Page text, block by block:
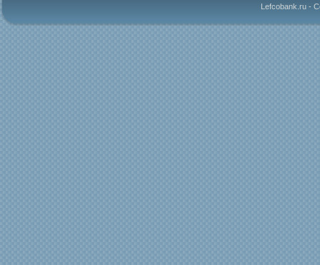
Lefcobank.ru -